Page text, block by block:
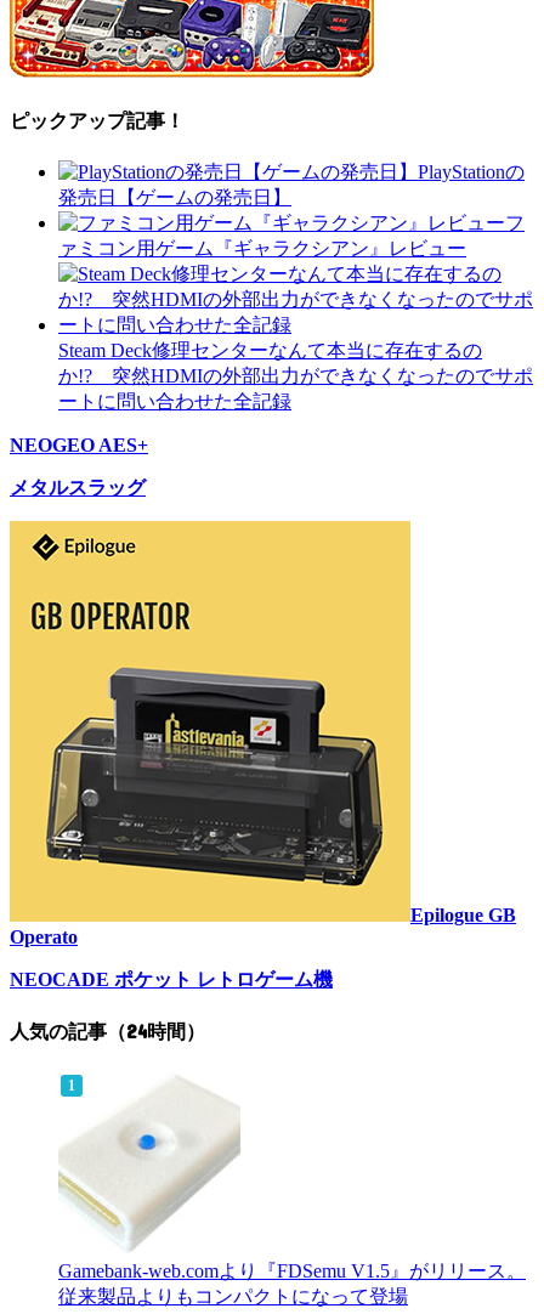
ピックアップ記事！
PlayStationの
発売日【ゲームの発売日】
フ
ァミコン用ゲーム『ギャラクシアン』レビュー
Steam Deck修理センターなんて本当に存在するの
か!? 突然HDMIの外部出力ができなくなったのでサポ
ートに問い合わせた全記録
NEOGEO AES+
メタルスラッグ
Epilogue GB
Operato
NEOCADE ポケット レトロゲーム機
人気の記事（24時間）
Gamebank-web.comより『FDSemu V1.5』がリリース。
従来製品よりもコンパクトになって登場